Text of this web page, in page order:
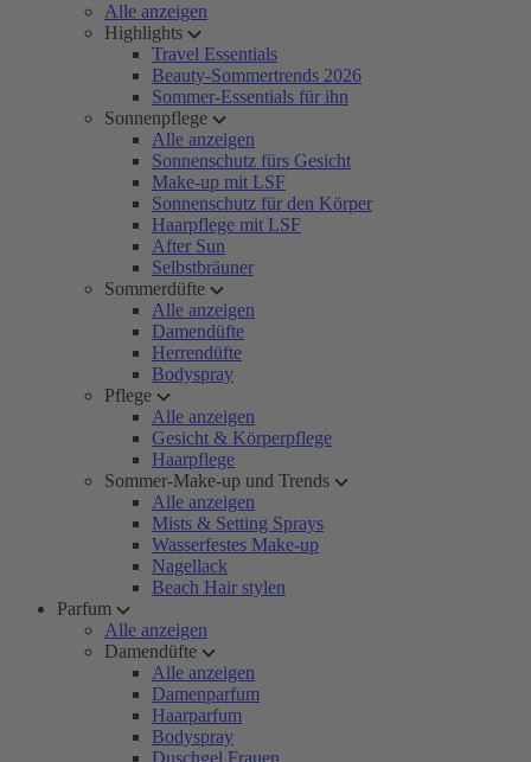
Alle anzeigen
Highlights
Travel Essentials
Beauty-Sommertrends 2026
Sommer-Essentials für ihn
Sonnenpflege
Alle anzeigen
Sonnenschutz fürs Gesicht
Make-up mit LSF
Sonnenschutz für den Körper
Haarpflege mit LSF
After Sun
Selbstbräuner
Sommerdüfte
Alle anzeigen
Damendüfte
Herrendüfte
Bodyspray
Pflege
Alle anzeigen
Gesicht & Körperpflege
Haarpflege
Sommer-Make-up und Trends
Alle anzeigen
Mists & Setting Sprays
Wasserfestes Make-up
Nagellack
Beach Hair stylen
Parfum
Alle anzeigen
Damendüfte
Alle anzeigen
Damenparfum
Haarparfum
Bodyspray
Duschgel Frauen